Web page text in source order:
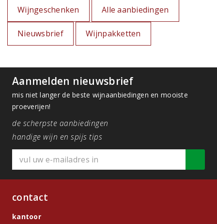
Wijngeschenken Alle aanbiedingen
Nieuwsbrief Wijnpakketten
Aanmelden nieuwsbrief
mis niet langer de beste wijnaanbiedingen en mooiste
proeverijen!
de scherpste aanbiedingen
handige wijn en spijs tips
contact
kantoor